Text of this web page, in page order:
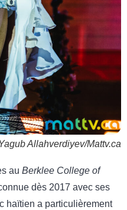
Allahverdiyev/Mattv.ca
au Berklee College of
dès 2017 avec ses
haïtien a particulièrement